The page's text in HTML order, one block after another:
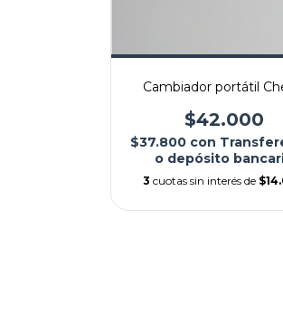
Cambiador portátil
$42.000
$37.800 con
o depósito
3 cuotas sin interés de